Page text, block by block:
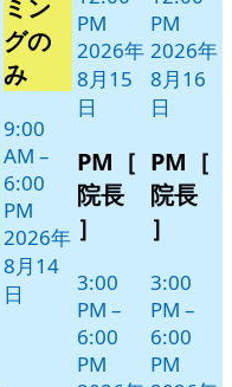
日ン
ト)
ミン
グの
み
9:00
AM –
6:00
PM
2026年
8月14
日
PM
2026年
8月15
日
PM［
院長
］
3:00
PM –
6:00
PM
PM
2026年
8月16
日
PM［
院長
］
3:00
PM –
6:00
PM